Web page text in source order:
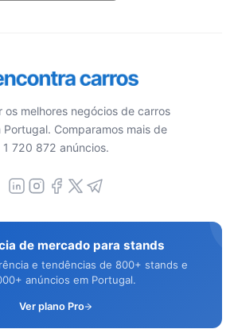
os melhores negócios de carros
Portugal. Comparamos mais de
1 720 872 anúncios.
de mercado para stands
e tendências de 800+ stands e
anúncios em Portugal.
Ver plano Pro